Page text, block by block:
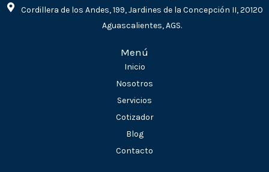
Cordillera de los Andes, 199, Jardines de la Concepción II, 20120
Aguascalientes, AGS.
Menú
Inicio
Nosotros
Servicios
Cotizador
Blog
Contacto